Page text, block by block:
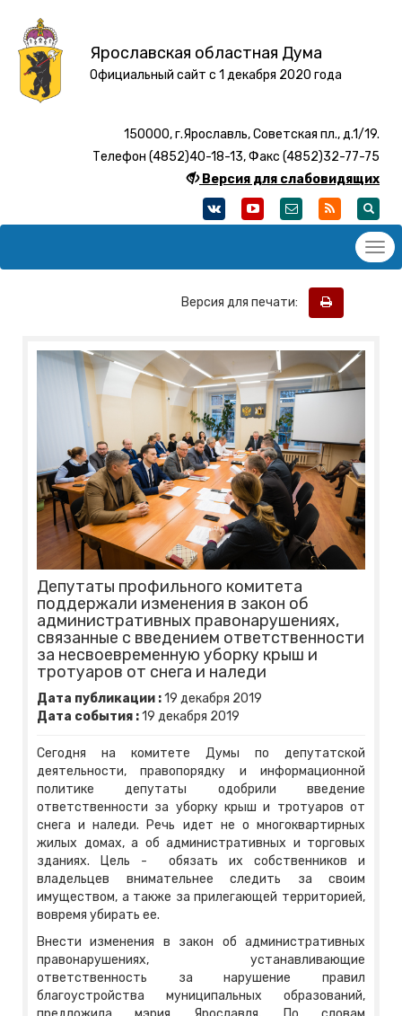
Ярославская областная Дума
Официальный сайт с 1 декабря 2020 года
150000, г.Ярославль, Советская пл., д.1/19.
Телефон (4852)40-18-13, Факс (4852)32-77-75
Версия для слабовидящих
Версия для печати:
Депутаты профильного комитета
поддержали изменения в закон об
административных правонарушениях,
связанные с введением ответственности
за несвоевременную уборку крыш и
тротуаров от снега и наледи
Дата публикации :19 декабря 2019
Дата события :19 декабря 2019
Сегодня на комитете Думы по депутатской
деятельности, правопорядку и информационной
политике депутаты одобрили введение
ответственности за уборку крыш и тротуаров от
снега и наледи. Речь идет не о многоквартирных
жилых домах, а об административных и торговых
зданиях. Цель - обязать их собственников и
владельцев внимательнее следить за своим
имуществом, а также за прилегающей территорией,
вовремя убирать ее.
Внести изменения в закон об административных
правонарушениях, устанавливающие
ответственность за нарушение правил
благоустройства муниципальных образований,